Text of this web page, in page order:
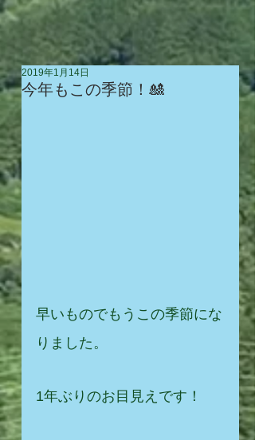
今年もこの季節！🎎
2019年1月14日
早いものでもうこの季節にな
りました。
1年ぶりのお目見えです！